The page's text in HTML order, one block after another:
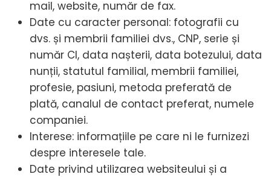
mail, website, număr de fax.
Date cu caracter personal: fotografii cu
dvs. și membrii familiei dvs., CNP, serie și
număr CI, data nașterii, data botezului, data
nunții, statutul familial, membrii familiei,
profesie, pasiuni, metoda preferată de
plată, canalul de contact preferat, numele
companiei.
Interese: informațiile pe care ni le furnizezi
despre interesele tale.
Date privind utilizarea websiteului și a